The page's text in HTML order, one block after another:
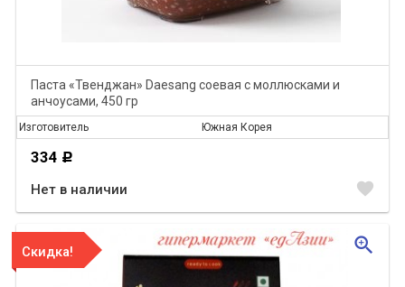
Паста «Твенджан» Daesang соевая с моллюсками и
анчоусами, 450 гр
Изготовитель Южная Корея
334 Р
Нет в наличии favorite
Скидка! zoom_in